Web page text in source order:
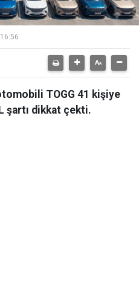
TOGG 41 kişiye
şartı dikkat çekti.